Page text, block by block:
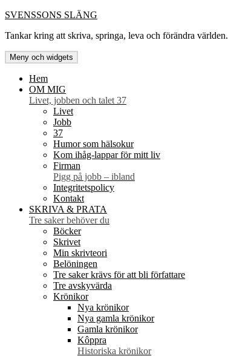
Hoppa
innehåll
SVENSSONS SLÄNG
Tankar kring att skriva, springa, leva och förändra världen.
Meny och widgets
Hem
OM MIG
Livet, jobben och talet 37
Livet
Jobb
37
Humor som hälsokur
Kom ihåg-lappar för mitt liv
Firman
Pigg på jobb – ibland
Integritetspolicy
Kontakt
SKRIVA & PRATA
Tre saker behöver du
Böcker
Skrivet
Min skrivteori
Belöningen
Tre saker krävs för att bli författare
Tre avskyvärda
Krönikor
Nya krönikor
Nya gamla krönikor
Gamla krönikor
Kôppra
Historiska krönikor